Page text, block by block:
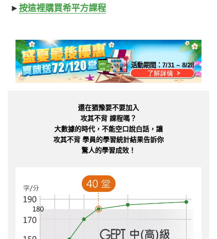
► 按這裡購買希平方課程
活動期間：7/31 ~ 8/28
還在猶豫要不要加入
攻其不背 課程嗎？
大數據的時代，不能空口說白話，讓
攻其不背 學員的學習統計結果告訴你
驚人的學習成效！